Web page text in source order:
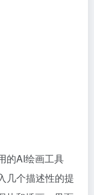
的AI绘画工具
几个描述性的提